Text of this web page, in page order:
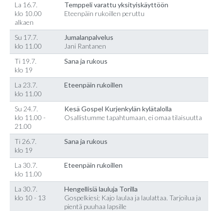
La 16.7.
klo 10.00
alkaen
Temppeli varattu yksityiskäyttöön
Eteenpäin rukoillen peruttu
Su 17.7.
klo 11.00
Jumalanpalvelus
Jani Rantanen
Ti 19.7.
klo 19
Sana ja rukous
La 23.7.
klo 11.00
Eteenpäin rukoillen
Su 24.7.
klo 11.00 -
21.00
Kesä Gospel Kurjenkylän kylätalolla
Osallistumme tapahtumaan, ei omaa tilaisuutta
Ti 26.7.
klo 19
Sana ja rukous
La 30.7.
klo 11.00
Eteenpäin rukoillen
La 30.7.
klo 10 - 13
Hengellisiä lauluja Torilla
Gospelkiesi; Kajo laulaa ja laulattaa. Tarjoilua ja
pientä puuhaa lapsille